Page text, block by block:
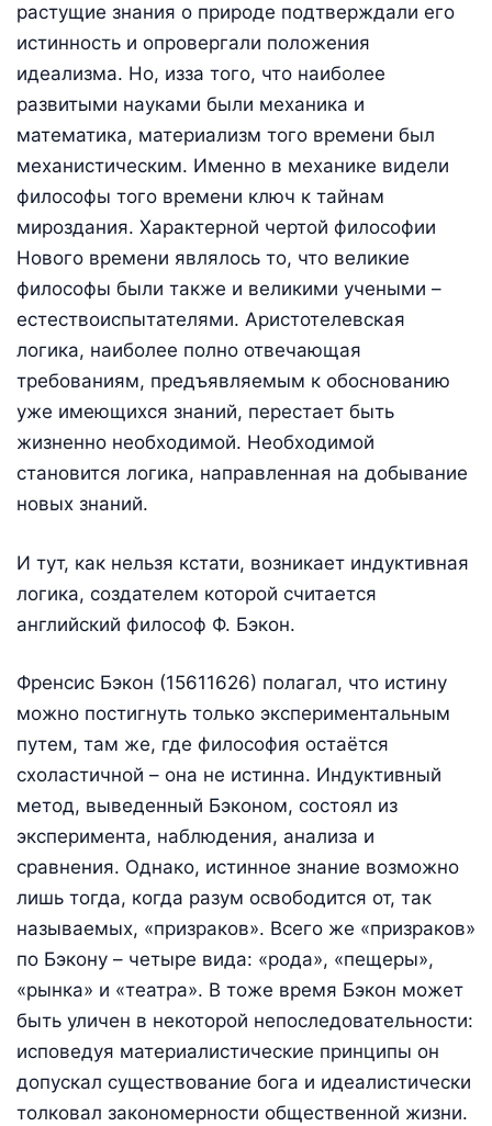
растущие знания о природе подтверждали его
истинность и опровергали положения
идеализма. Но, изза того, что наиболее
развитыми науками были механика и
математика, материализм того времени был
механистическим. Именно в механике видели
философы того времени ключ к тайнам
мироздания. Характерной чертой философии
Нового времени являлось то, что великие
философы были также и великими учеными –
естествоиспытателями. Аристотелевская
логика, наиболее полно отвечающая
требованиям, предъявляемым к обоснованию
уже имеющихся знаний, перестает быть
жизненно необходимой. Необходимой
становится логика, направленная на добывание
новых знаний.
И тут, как нельзя кстати, возникает индуктивная
логика, создателем которой считается
английский философ Ф. Бэкон.
Френсис Бэкон (15611626) полагал, что истину
можно постигнуть только экспериментальным
путем, там же, где философия остаётся
схоластичной – она не истинна. Индуктивный
метод, выведенный Бэконом, состоял из
эксперимента, наблюдения, анализа и
сравнения. Однако, истинное знание возможно
лишь тогда, когда разум освободится от, так
называемых, «призраков». Всего же «призраков»
по Бэкону – четыре вида: «рода», «пещеры»,
«рынка» и «театра». В тоже время Бэкон может
быть уличен в некоторой непоследовательности:
исповедуя материалистические принципы он
допускал существование бога и идеалистически
толковал закономерности общественной жизни.